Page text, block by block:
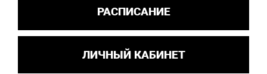
РАСПИСАНИЕ
ЛИЧНЫЙ КАБИНЕТ